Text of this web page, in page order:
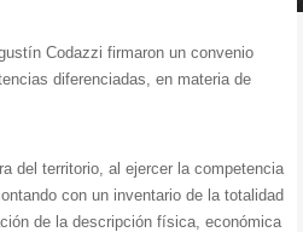
Codazzi firmaron un convenio
diferenciadas, en materia de
del territorio, al ejercer la competencia
con un inventario de la totalidad
de la descripción física, económica